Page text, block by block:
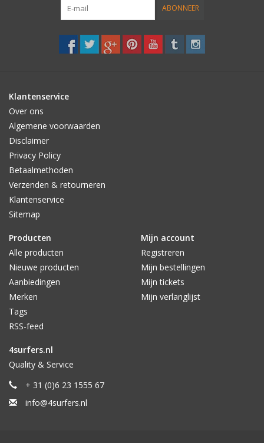
Groot voordeel dat de wax schoon blijft en je altijd weet wat je
nog over hebt.
ABONNEER
Klantenservice
Over ons
Algemene voorwaarden
Disclaimer
Privacy Policy
Betaalmethoden
Verzenden & retourneren
Klantenservice
Sitemap
Producten
Alle producten
Nieuwe producten
Aanbiedingen
Merken
Tags
RSS-feed
Mijn account
Registreren
Mijn bestellingen
Mijn tickets
Mijn verlanglijst
4surfers.nl
Quality & Service
+ 31 (0)6 23 1555 67
info@4surfers.nl